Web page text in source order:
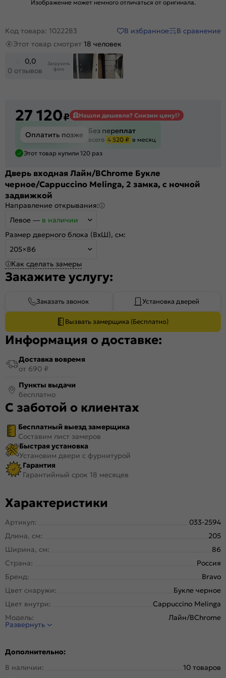
Изображение может немного отличаться от оригинала.
Код товара: 1022283 В избранное
В сравнение
Этот товар смотрят 18 человек
0,0
0 отзывов
Загрузить
фото
27 120₽ Нашли дешевле? Снизим цену!
Оплатить позже Без переплат
всего 4 520 ₽ в месяц
Этот товар купили 120 раз
Дверь входная Лайн/BChrome Букле
черное/Cappuccino Melinga, 2 замка, с ночной
задвижкой
Направление открывания:
Левое — в наличии
Размер дверного блока (ВхШ), см:
205×86
Как сделать замеры
Закажите услугу:
Заказать звонок Установка дверей
Вызвать замерщика (Бесплатно)
Информация о доставке:
Доставка вовремя
от 690 ₽
Пункты выдачи
бесплатно
С заботой о клиентах
Бесплатный выезд замерщика
Составим лист замеров
Быстрая установка
Установим двери с фурнитурой
Гарантия
Гарантийный срок 18 месяцев
Характеристики
Артикул:
033-2594
Длина, см:
205
Ширина, см:
86
Страна:
Россия
Бренд:
Bravo
Цвет снаружи:
Букле черное
Цвет внутри:
Cappuccino Melinga
Модель:
Лайн/BChrome
Открывание:
Исполнение:
Марка
Высококачественная конструкционная
Развернуть
Дополнительно:
В наличии:
10 товаров